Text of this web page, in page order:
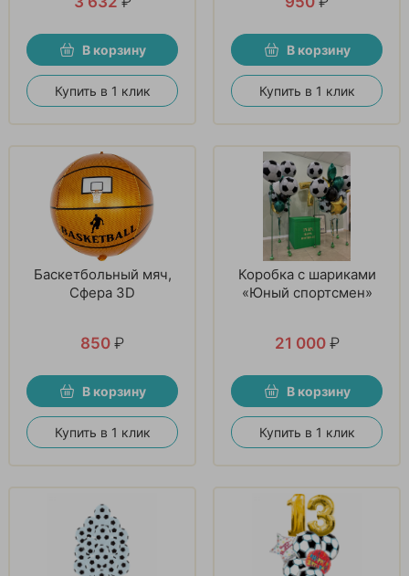
В корзину
Купить в 1 клик
В корзину
Купить в 1 клик
Баскетбольный мяч,
Сфера 3D
850 ₽
В корзину
Купить в 1 клик
Коробка с шариками
«Юный спортсмен»
21 000 ₽
В корзину
Купить в 1 клик